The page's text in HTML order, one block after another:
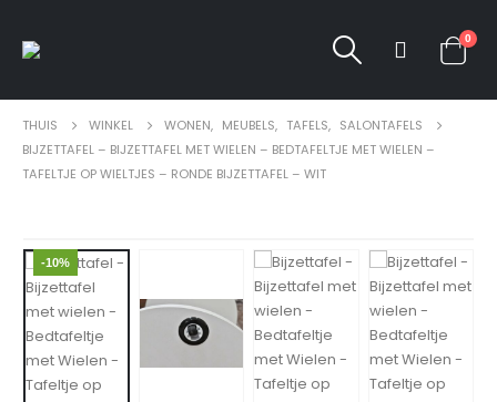
0
THUIS WINKEL WONEN, MEUBELS, TAFELS, SALONTAFELS
BIJZETTAFEL – BIJZETTAFEL MET WIELEN – BEDTAFELTJE MET WIELEN –
TAFELTJE OP WIELTJES – RONDE BIJZETTAFEL – WIT
-10%